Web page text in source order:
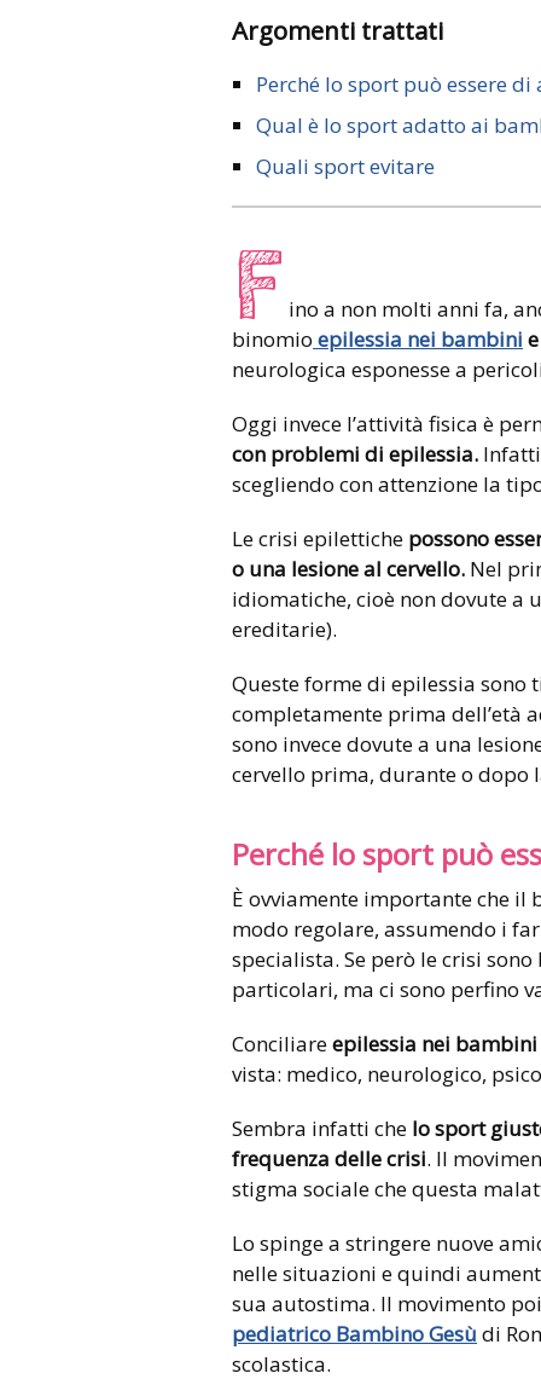
Argomenti trattati
Perché lo sport può essere di
Qual è lo sport adatto ai
Quali sport evitare
F ino a non molti anni fa,
binomio epilessia nei bambini
neurologica esponesse a
Oggi invece l’attività fisica è
con problemi di epilessia.
scegliendo con attenzione la
Lecrisi epilettiche possono
o una lesione al cervello. Nel
idiomatiche, cioè non dovute a
ereditarie).
Queste forme di epilessia sono
completamente prima dell’età
sono invece dovute a una
cervello prima, durante o dopo
Perché lo sport può
È ovviamente importante che il
modo regolare, assumendo i
specialista. Se però le crisi
particolari, ma ci sono perfino
Conciliareepilessia nei
vista: medico, neurologico,
Sembra infatti che lo sport
frequenza delle crisi. Il
stigma sociale che questa
Lo spinge a stringere nuove
nelle situazioni e quindi
sua autostima. Il movimento
pediatrico Bambino Gesù di
scolastica.